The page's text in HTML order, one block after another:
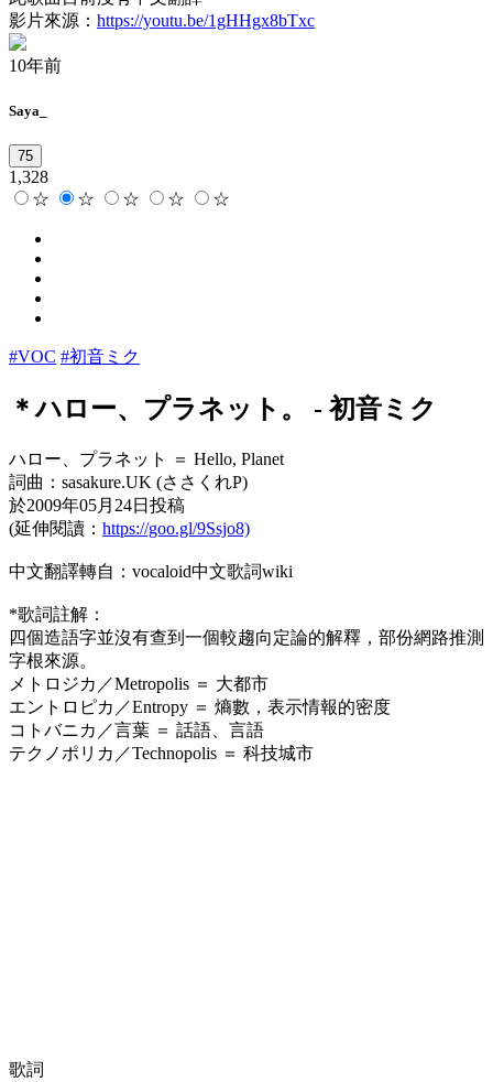
影片來源： https://youtu.be/1gHHgx8bTxc
10年前
Saya_
75
1,328
☆
☆ ☆ ☆ ☆
#VOC #初音ミク
＊ハロー、プラネット。 - 初音ミク
ハロー、プラネット ＝ Hello, Planet
詞曲：sasakure.UK (ささくれP)
於2009年05月24日投稿
(延伸閱讀： https://goo.gl/9Ssjo8)
中文翻譯轉自：vocaloid中文歌詞wiki
*歌詞註解：
四個造語字並沒有查到一個較趨向定論的解釋，部份網路推測
字根來源。
メトロジカ／Metropolis ＝ 大都市
エントロピカ／Entropy ＝ 熵數，表示情報的密度
コトバニカ／言葉 ＝ 話語、言語
テクノポリカ／Technopolis ＝ 科技城市
歌詞